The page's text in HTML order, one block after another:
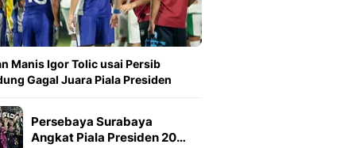
Manis Igor Tolic usai Persib
Gagal Juara Piala Presiden
Persebaya Surabaya
Angkat Piala Presiden 20…